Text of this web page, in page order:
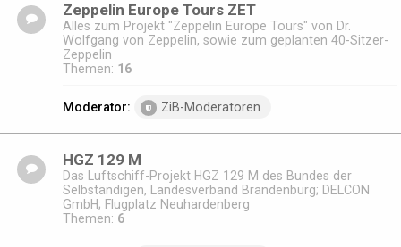
Zeppelin Europe Tours ZET
Alles zum Projekt "Zeppelin Europe Tours" von Dr.
Wolfgang von Zeppelin, sowie zum geplanten 40-Sitzer-
Zeppelin
Themen: 16
Moderator: ZiB-Moderatoren
HGZ 129 M
Das Luftschiff-Projekt HGZ 129 M des Bundes der
Selbständigen, Landesverband Brandenburg; DELCON
GmbH; Flugplatz Neuhardenberg
Themen: 6